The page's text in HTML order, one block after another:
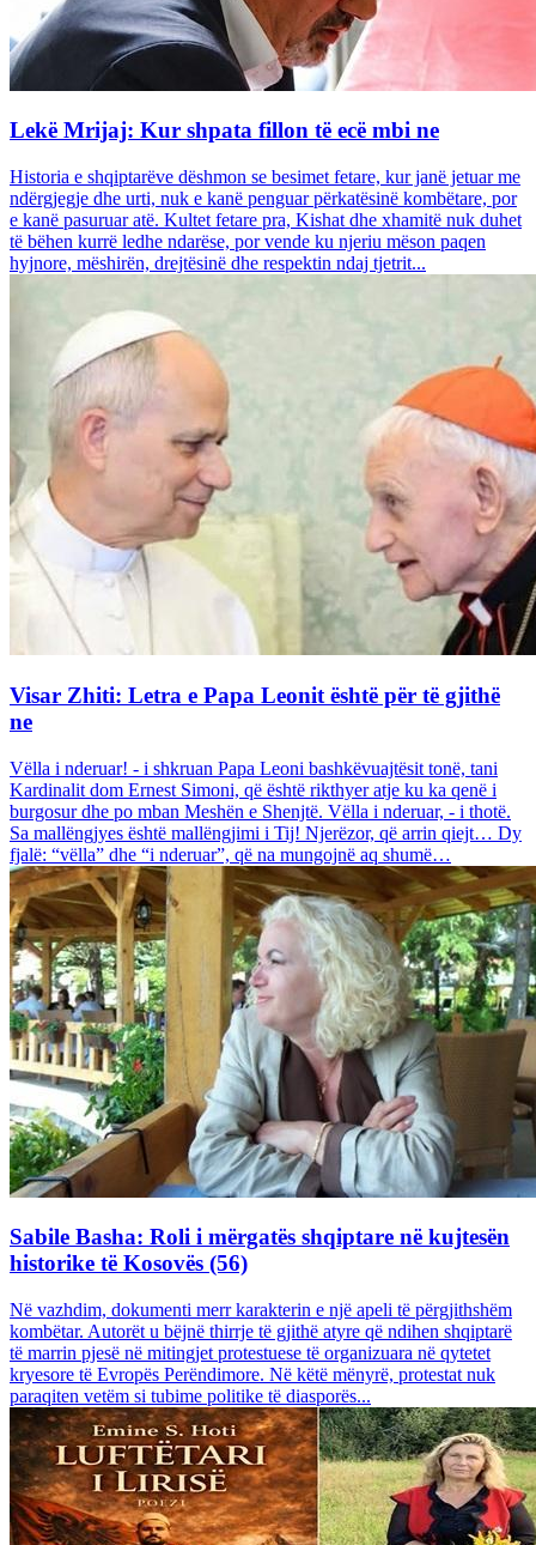
Lekë Mrijaj: Kur shpata fillon të ecë mbi ne
Historia e shqiptarëve dëshmon se besimet fetare, kur janë jetuar me
ndërgjegje dhe urti, nuk e kanë penguar përkatësinë kombëtare, por
e kanë pasuruar atë. Kultet fetare pra, Kishat dhe xhamitë nuk duhet
të bëhen kurrë ledhe ndarëse, por vende ku njeriu mëson paqen
hyjnore, mëshirën, drejtësinë dhe respektin ndaj tjetrit...
Visar Zhiti: Letra e Papa Leonit është për të gjithë
ne
Vëlla i nderuar! - i shkruan Papa Leoni bashkëvuajtësit tonë, tani
Kardinalit dom Ernest Simoni, që është rikthyer atje ku ka qenë i
burgosur dhe po mban Meshën e Shenjtë. Vëlla i nderuar, - i thotë.
Sa mallëngjyes është mallëngjimi i Tij! Njerëzor, që arrin qiejt… Dy
fjalë: “vëlla” dhe “i nderuar”, që na mungojnë aq shumë…
Sabile Basha: Roli i mërgatës shqiptare në kujtesën
historike të Kosovës (56)
Në vazhdim, dokumenti merr karakterin e një apeli të përgjithshëm
kombëtar. Autorët u bëjnë thirrje të gjithë atyre që ndihen shqiptarë
të marrin pjesë në mitingjet protestuese të organizuara në qytetet
kryesore të Evropës Perëndimore. Në këtë mënyrë, protestat nuk
paraqiten vetëm si tubime politike të diasporës...